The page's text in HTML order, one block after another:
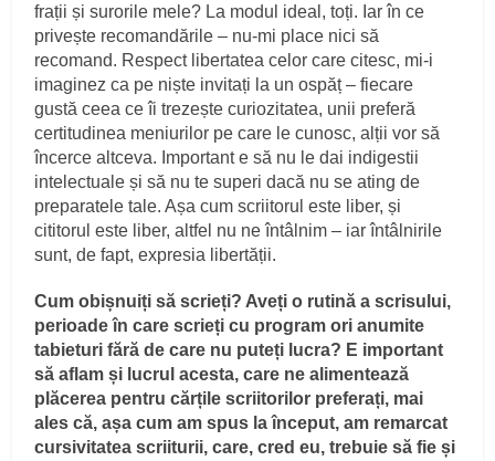
frații și surorile mele? La modul ideal, toți. Iar în ce
privește recomandările – nu-mi place nici să
recomand. Respect libertatea celor care citesc, mi-i
imaginez ca pe niște invitați la un ospăț – fiecare
gustă ceea ce îi trezește curiozitatea, unii preferă
certitudinea meniurilor pe care le cunosc, alții vor să
încerce altceva. Important e să nu le dai indigestii
intelectuale și să nu te superi dacă nu se ating de
preparatele tale. Așa cum scriitorul este liber, și
cititorul este liber, altfel nu ne întâlnim – iar întâlnirile
sunt, de fapt, expresia libertății.
Cum obișnuiți să scrieți? Aveți o rutină a scrisului,
perioade în care scrieți cu program ori anumite
tabieturi fără de care nu puteți lucra? E important
să aflam și lucrul acesta, care ne alimentează
plăcerea pentru cărțile scriitorilor preferați, mai
ales că, așa cum am spus la început, am remarcat
cursivitatea scriiturii, care, cred eu, trebuie să fie și